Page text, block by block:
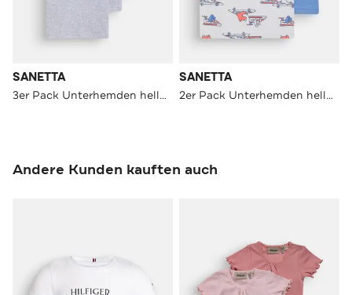
SANETTA
3er Pack Unterhemden hellgrau
SANETTA
2er Pack Unterhemden hellblau-gemustert
Andere Kunden kauften auch